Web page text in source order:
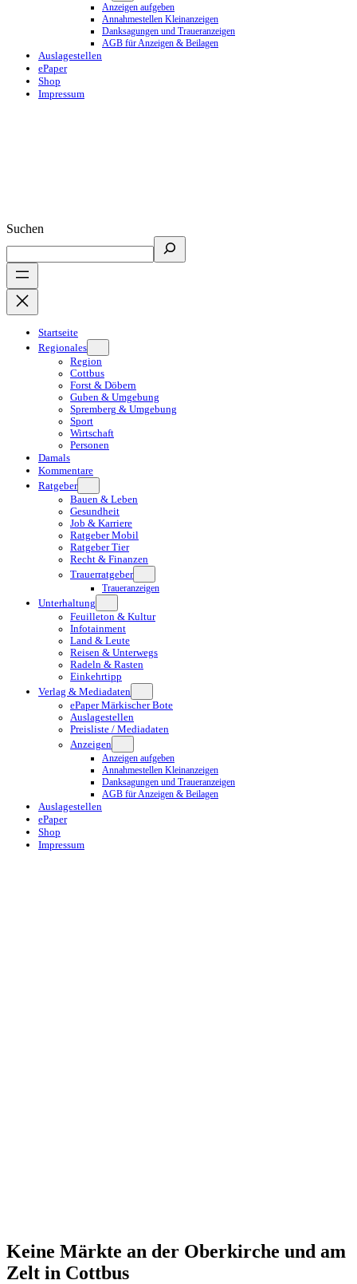
Anzeigen aufgeben
Annahmestellen Kleinanzeigen
Danksagungen und Traueranzeigen
AGB für Anzeigen & Beilagen
Auslagestellen
ePaper
Shop
Impressum
Suchen
Startseite
Regionales
Region
Cottbus
Forst & Döbern
Guben & Umgebung
Spremberg & Umgebung
Sport
Wirtschaft
Personen
Damals
Kommentare
Ratgeber
Bauen & Leben
Gesundheit
Job & Karriere
Ratgeber Mobil
Ratgeber Tier
Recht & Finanzen
Trauerratgeber
Traueranzeigen
Unterhaltung
Feuilleton & Kultur
Infotainment
Land & Leute
Reisen & Unterwegs
Radeln & Rasten
Einkehrtipp
Verlag & Mediadaten
ePaper Märkischer Bote
Auslagestellen
Preisliste / Mediadaten
Anzeigen
Anzeigen aufgeben
Annahmestellen Kleinanzeigen
Danksagungen und Traueranzeigen
AGB für Anzeigen & Beilagen
Auslagestellen
ePaper
Shop
Impressum
Keine Märkte an der Oberkirche und am
Zelt in Cottbus